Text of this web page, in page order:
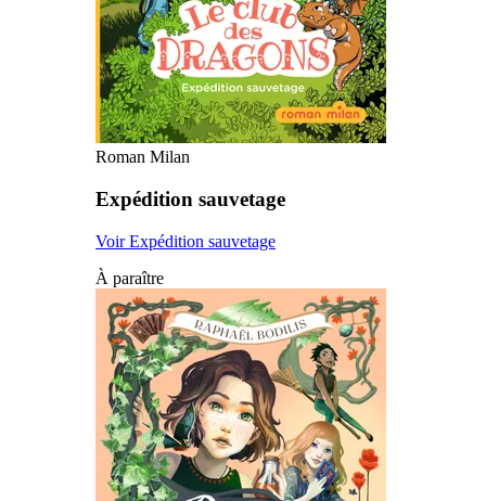
Roman Milan
Expédition sauvetage
Voir Expédition sauvetage
À paraître